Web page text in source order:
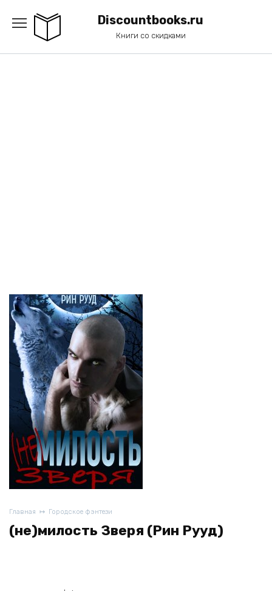
содержанию
Discountbooks.ru
Книги со скидками
Главная Городское фэнтези
(не)милость Зверя (Рин Рууд)